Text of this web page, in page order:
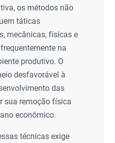
os métodos não
táticas
mecânicas, físicas e
na
produtivo. O
desfavorável à
das
sua remoção física
econômico.
técnicas exige